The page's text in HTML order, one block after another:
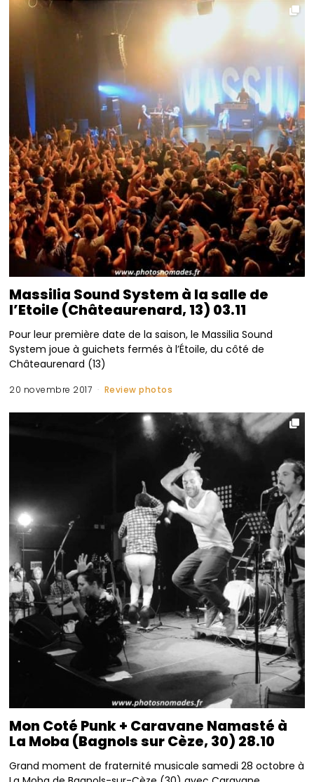
Massilia Sound System à la salle de
l’Etoile (Châteaurenard, 13) 03.11
Pour leur première date de la saison, le Massilia Sound
System joue à guichets fermés à l’Étoile, du côté de
Châteaurenard (13)
20 novembre 2017 Review photos
Mon Coté Punk + Caravane Namasté à
La Moba (Bagnols sur Cèze, 30) 28.10
Grand moment de fraternité musicale samedi 28 octobre à